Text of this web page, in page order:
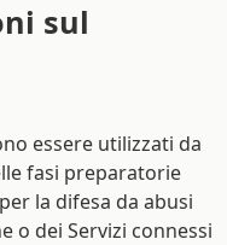
sul
essere utilizzati da
fasi preparatorie
la difesa da abusi
o dei Servizi connessi